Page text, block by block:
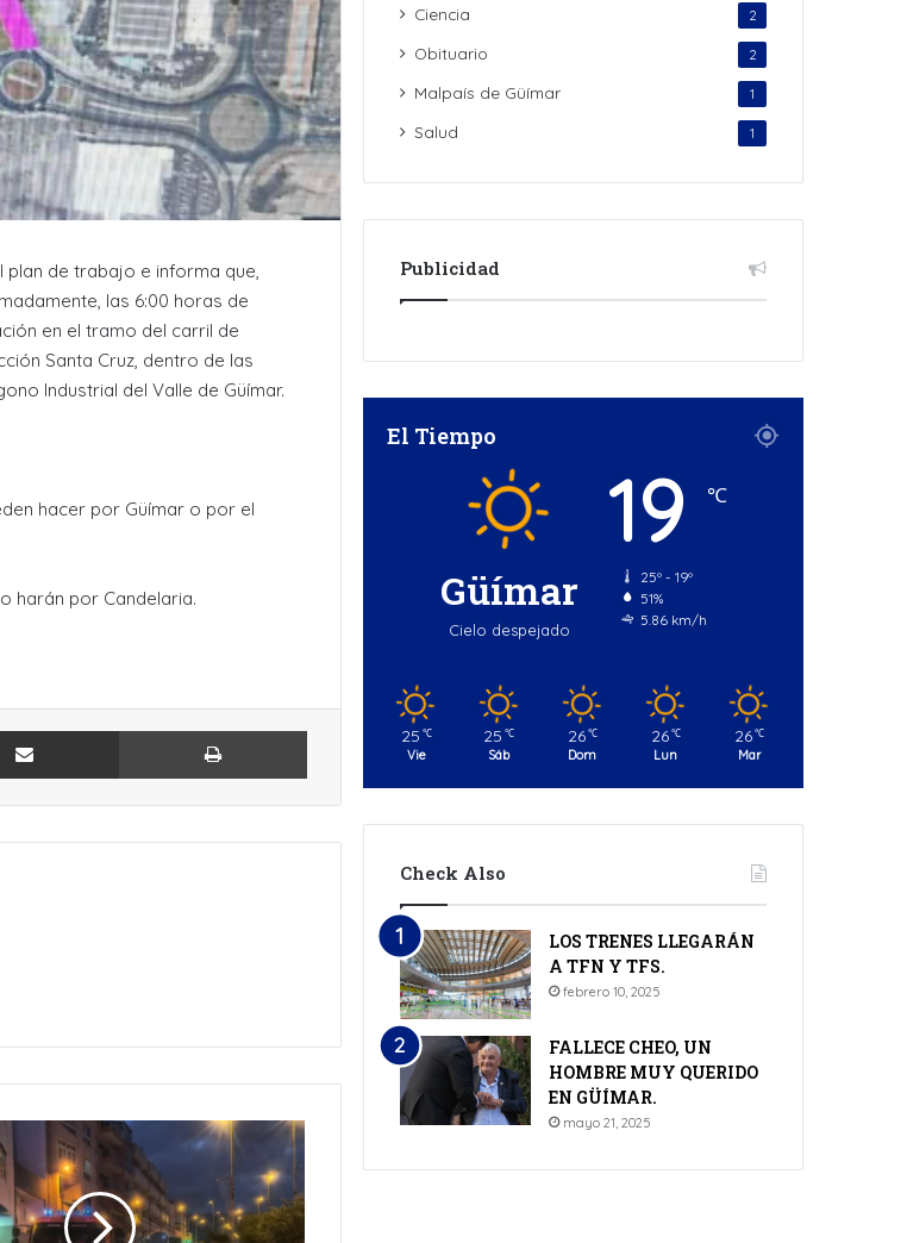
plan de trabajo e informa que,
las 6:00 horas de
en el tramo del carril de
Santa Cruz, dentro de las
Industrial del Valle de Güímar.
hacer por Güímar o por el
harán por Candelaria.
Compartir por Email Imprimir
Ciencia 2
Obituario 2
Malpaís de Güímar 1
Salud 1
Publicidad
El Tiempo
Güímar
Cielo despejado
19 ℃
25º - 19º
51%
5.86 km/h
25 ℃
Vie
25 ℃
Sáb
26 ℃
Dom
26 ℃
Lun
26 ℃
Mar
Check Also
LOS TRENES LLEGARÁN
A TFN Y TFS.
febrero 10, 2025
FALLECE CHEO, UN
HOMBRE MUY QUERIDO
EN GÜÍMAR.
mayo 21, 2025